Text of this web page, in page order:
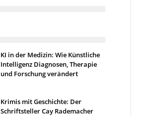
KI in der Medizin: Wie Künstliche
Intelligenz Diagnosen, Therapie
und Forschung verändert
Krimis mit Geschichte: Der
Schriftsteller Cay Rademacher